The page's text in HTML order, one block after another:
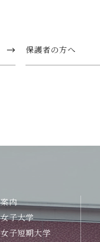
保護者の方へ
内
子大学
子短期大学